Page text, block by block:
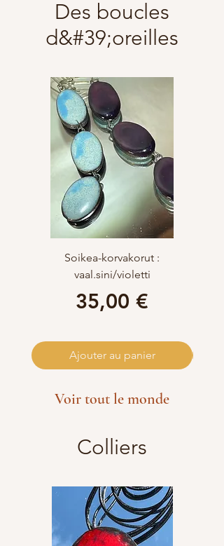
Des boucles
d&#39;oreilles
Soikea-korvakorut :
vaal.sini/violetti
Prix
35,00 €
Ajouter au panier
Voir tout le monde
Colliers